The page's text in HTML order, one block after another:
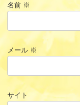
名前 ※
メール ※
サイト